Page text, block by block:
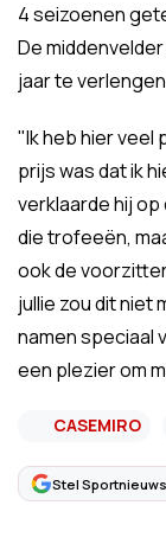
4 seizoenen
De
jaar te
"Ik heb hier veel
prijs was dat ik
verklaarde hij
die trofeeën,
ook de
jullie zou dit niet
namen speciaal
een plezier om
CASEMIRO
Stel